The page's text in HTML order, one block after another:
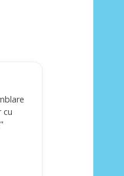
cu